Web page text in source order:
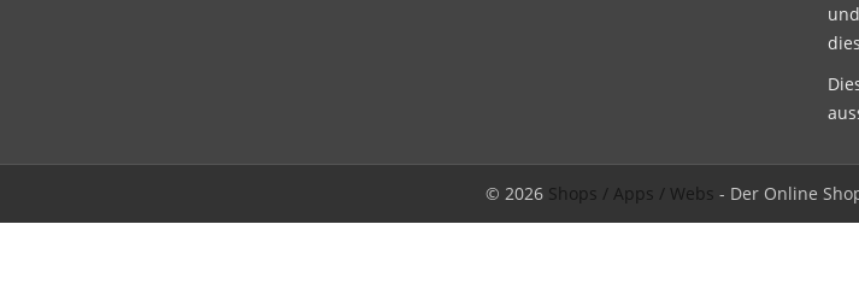
© 2026 Shops / Apps / Webs - Der Online